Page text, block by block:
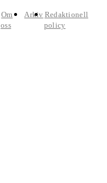
Om
oss
Arkiv Redaktionell
policy